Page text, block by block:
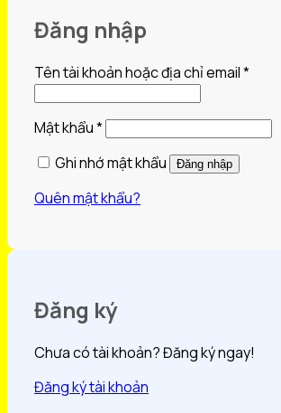
Đăng nhập
Tên tài khoản hoặc địa chỉ email*Bắt
Mật khẩu*Bắt
Ghi nhớ mật khẩu
Đăng nhập
Quên mật khẩu?
Đăng ký
Chưa có tài khoản? Đăng ký ngay!
Đăng ký tài khoản